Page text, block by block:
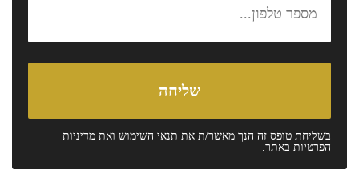
בשליחת טופס זה הנך מאשר/ת את תנאי השימוש ואת מדיניות
הפרטיות באתר.